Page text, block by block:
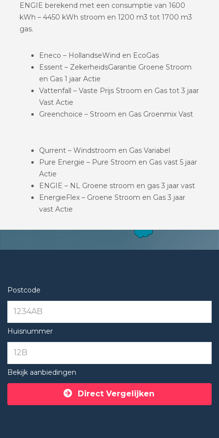
ENGIE berekend met een consumptie van 1600
kWh – 4450 kWh stroom en 1200 m3 tot 1700 m3
gas.
Eneco – HollandseWind en EcoGas
Essent – ZekerheidsGarantie Groene Stroom
en Gas 1 jaar Actie
Vattenfall – Vaste Prijs Stroom en Gas tot 3 jaar
Vast Actie
Greenchoice – Stroom en Gas Groenmix Vast
Qurrent – Windstroom en Gas Variabel
Pure Energie – Pure Stroom en Gas vast 5 jaar
Actie
ENGIE – NL Groene stroom en gas 3 jaar vast
EnergieFlex – Groene Stroom en Gas 3 jaar
vast Actie
Postcode
Huisnummer
Bekijk aanbiedingen
Direct Vergelijken